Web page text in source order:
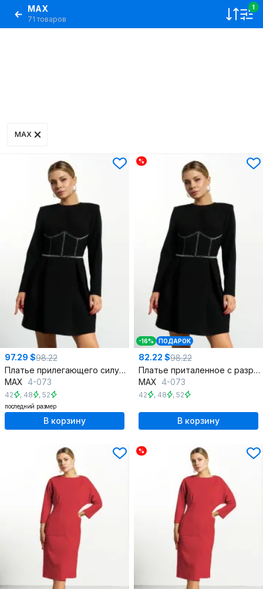
MAX
71 товаров
1
MAX
97.29 $98.22
Платье прилегающего силуэта с разрезами и вытачками
MAX 4-073
42 , 48 , 52
последний размер
В корзину
%
-16% ПОДАРОК
82.22 $98.22
Платье приталенное с разрезом и глубокими складками
MAX 4-073
42 , 48 , 52
В корзину
%